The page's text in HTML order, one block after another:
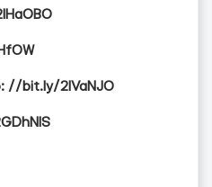
//bit.ly/2IVaNJO